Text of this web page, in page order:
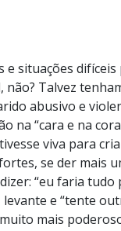
e situações
não? Talvez
abusivo e
na “cara e na
viva para
se der mais
“eu faria
e “tente
mais